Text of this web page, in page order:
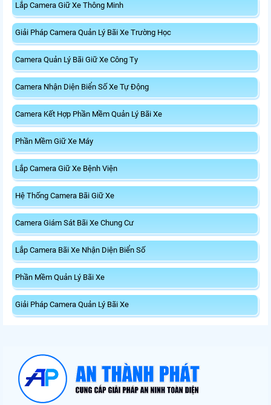
Lắp Camera Giữ Xe Thông Minh
Giải Pháp Camera Quản Lý Bãi Xe Trường Học
Camera Quản Lý Bãi Giữ Xe Công Ty
Camera Nhận Diện Biển Số Xe Tự Động
Camera Kết Hợp Phần Mềm Quản Lý Bãi Xe
Phần Mềm Giữ Xe Máy
Lắp Camera Giữ Xe Bệnh Viện
Hệ Thống Camera Bãi Giữ Xe
Camera Giám Sát Bãi Xe Chung Cư
Lắp Camera Bãi Xe Nhận Diện Biển Số
Phần Mềm Quản Lý Bãi Xe
Giải Pháp Camera Quản Lý Bãi Xe